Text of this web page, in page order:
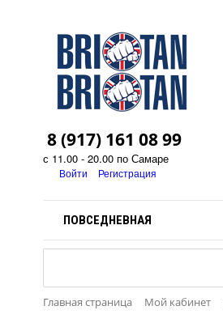
8 (917) 161 08 99
с 11.00 - 20.00 по Самаре
Войти Регистрация
ПОВСЕДНЕВНАЯ
Главная страница Мой кабинет